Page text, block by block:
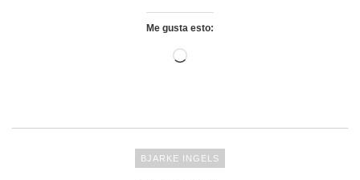
Me gusta esto:
BJARKE INGELS